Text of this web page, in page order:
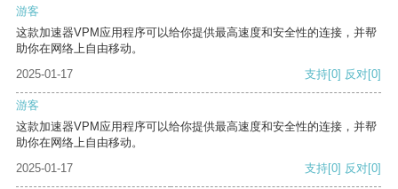
游客
这款加速器VPM应用程序可以给你提供最高速度和安全性的连接，并帮
助你在网络上自由移动。
2025-01-17
支持[0] 反对[0]
游客
这款加速器VPM应用程序可以给你提供最高速度和安全性的连接，并帮
助你在网络上自由移动。
2025-01-17
支持[0] 反对[0]